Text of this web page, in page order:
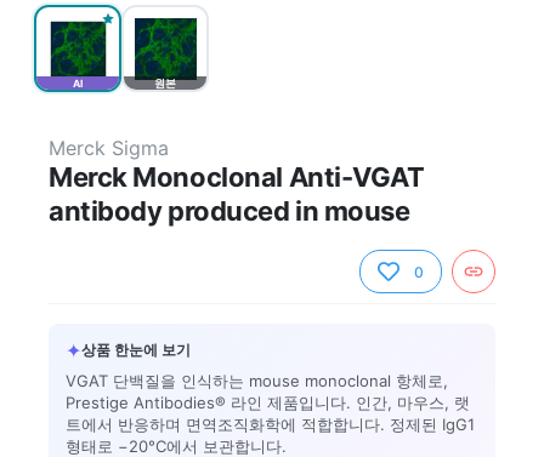
AI 원본
Merck Sigma
Merck Monoclonal Anti-VGAT
antibody produced in mouse
0
✦상품 한눈에 보기
VGAT 단백질을 인식하는 mouse monoclonal 항체로,
Prestige Antibodies® 라인 제품입니다. 인간, 마우스, 랫
트에서 반응하며 면역조직화학에 적합합니다. 정제된 IgG1
형태로 −20°C에서 보관합니다.